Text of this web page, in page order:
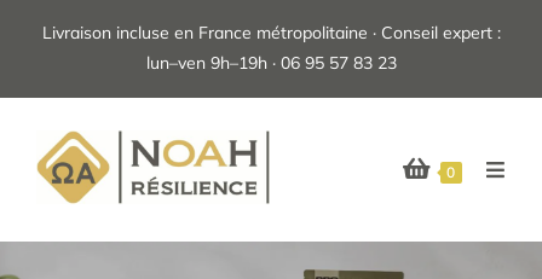
Livraison incluse en France métropolitaine · Conseil expert :
lun–ven 9h–19h · 06 95 57 83 23
0